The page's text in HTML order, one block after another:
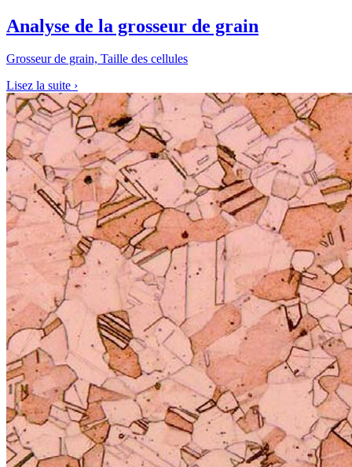
Analyse de la grosseur de grain
Grosseur de grain, Taille des cellules
Lisez la suite ›